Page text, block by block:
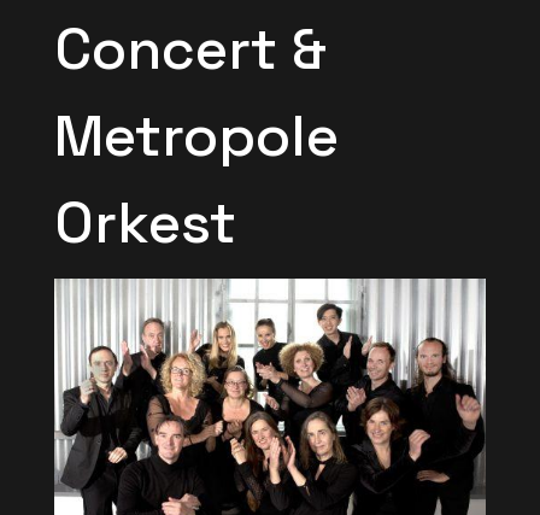
Concert &
Metropole
Orkest